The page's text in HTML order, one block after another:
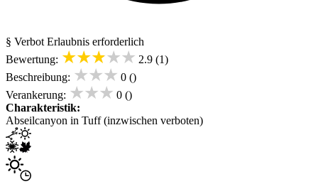
§ Verbot Erlaubnis erforderlich
Bewertung: ★★★★★ 2.9 (1)
Beschreibung: ★★★ 0 ()
Verankerung: ★★★ 0 ()
Charakteristik:
Abseilcanyon in Tuff (inzwischen verboten)